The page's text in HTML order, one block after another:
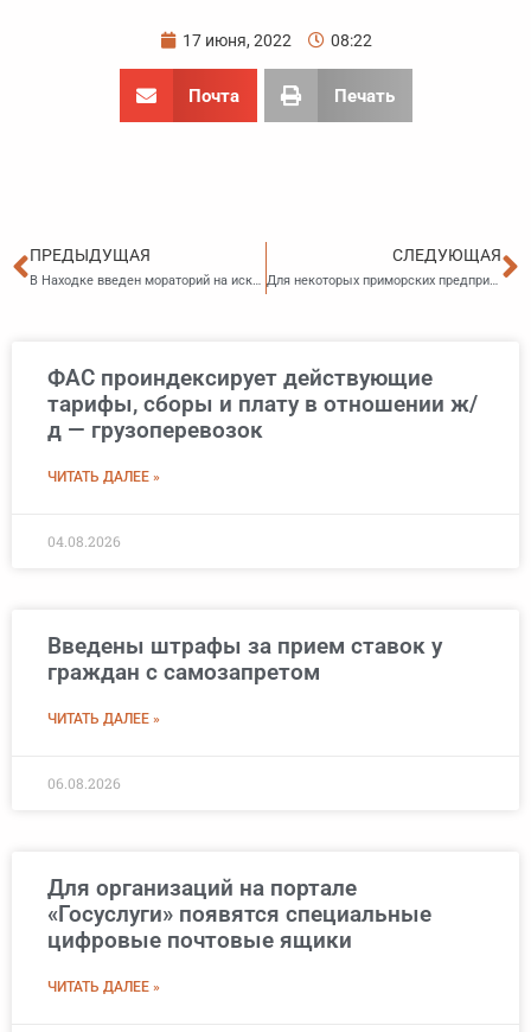
17 июня, 2022 08:22
Почта Печать
Пред
ПРЕДЫДУЩАЯ
В Находке введен мораторий на исключение мест размещения нестационарных торговых объектов
СЛЕДУЮЩАЯ
Для некоторых приморских предпринимателей на упрощенке понижены налоговые ставки на этот год
ФАС проиндексирует действующие
тарифы, сборы и плату в отношении ж/
д — грузоперевозок
ЧИТАТЬ ДАЛЕЕ »
04.08.2026
Введены штрафы за прием ставок у
граждан с самозапретом
ЧИТАТЬ ДАЛЕЕ »
06.08.2026
Для организаций на портале
«Госуслуги» появятся специальные
цифровые почтовые ящики
ЧИТАТЬ ДАЛЕЕ »